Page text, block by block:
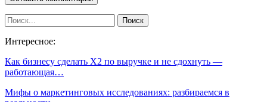
Интересное:
Как бизнесу сделать Х2 по выручке и не сдохнуть —
работающая…
Мифы о маркетинговых исследованиях: разбираемся в